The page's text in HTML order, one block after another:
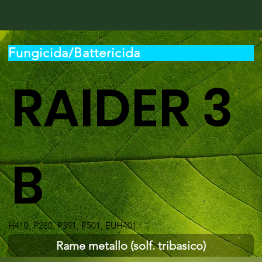
H410, P280, P391, P501, EUH401
RAIDER 3
B
Fungicida/Battericida
Rame metallo (solf. tribasico)